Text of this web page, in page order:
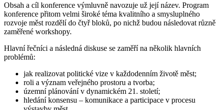
Obsah a cíl konference výmluvně navozuje už její název. Program
konference přitom velmi široké téma kvalitního a smysluplného
rozvoje měst rozdělí do čtyř bloků, po nichž budou následovat různě
zaměřené workshopy.
Hlavní řečníci a následná diskuse se zaměří na několik hlavních
problémů:
jak realizovat politické vize v každodenním životě měst;
roli a význam veřejného prostoru a tvorba;
územní plánování v dynamickém 21. století;
hledání konsensu – komunikace a participace v procesu